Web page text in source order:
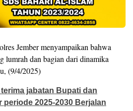
Jember menyampaikan bahwa
lumrah dan bagian dari dinamika
(9/4/2025)
jabatan Bupati dan
2025-2030 Berjalan